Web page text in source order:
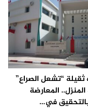
ثقيلة “تشعل الصراع”
المعارضة
في…